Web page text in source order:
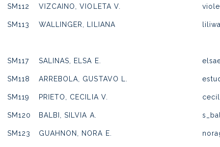
SM112 VIZCAINO, VIOLETA V.
SM113 WALLINGER, LILIANA
SM117 SALINAS, ELSA E.
SM118 ARREBOLA, GUSTAVO L.
SM119 PRIETO, CECILIA V.
SM120 BALBI, SILVIA A.
SM123 GUAHNON, NORA E.